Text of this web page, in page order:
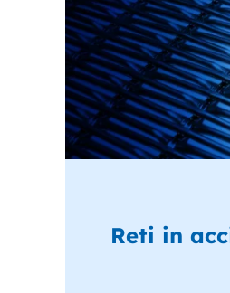
Reti in